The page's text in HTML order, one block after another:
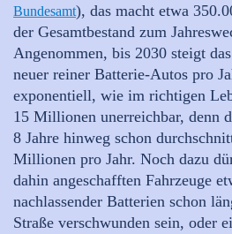
Bundesamt), das macht etwa
der Gesamtbestand zum
Angenommen, bis 2030 steigt
neuer reiner Batterie-Autos pro
exponentiell, wie im richtigen
15 Millionen unerreichbar, denn
8 Jahre hinweg schon
Millionen pro Jahr. Noch dazu
dahin angeschafften Fahrzeuge
nachlassender Batterien schon
Straße verschwunden sein, oder